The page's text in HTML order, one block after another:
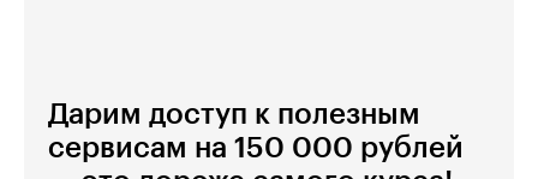
Дарим доступ к полезным
сервисам на 150 000 рублей